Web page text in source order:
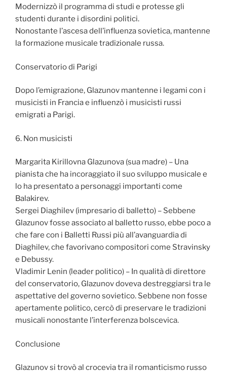
Modernizzò il programma di studi e protesse gli
studenti durante i disordini politici.
Nonostante l’ascesa dell’influenza sovietica, mantenne
la formazione musicale tradizionale russa.
Conservatorio di Parigi
Dopo l’emigrazione, Glazunov mantenne i legami con i
musicisti in Francia e influenzò i musicisti russi
emigrati a Parigi.
6. Non musicisti
Margarita Kirillovna Glazunova (sua madre) – Una
pianista che ha incoraggiato il suo sviluppo musicale e
lo ha presentato a personaggi importanti come
Balakirev.
Sergei Diaghilev (impresario di balletto) – Sebbene
Glazunov fosse associato al balletto russo, ebbe poco a
che fare con i Balletti Russi più all’avanguardia di
Diaghilev, che favorivano compositori come Stravinsky
e Debussy.
Vladimir Lenin (leader politico) – In qualità di direttore
del conservatorio, Glazunov doveva destreggiarsi tra le
aspettative del governo sovietico. Sebbene non fosse
apertamente politico, cercò di preservare le tradizioni
musicali nonostante l’interferenza bolscevica.
Conclusione
Glazunov si trovò al crocevia tra il romanticismo russo